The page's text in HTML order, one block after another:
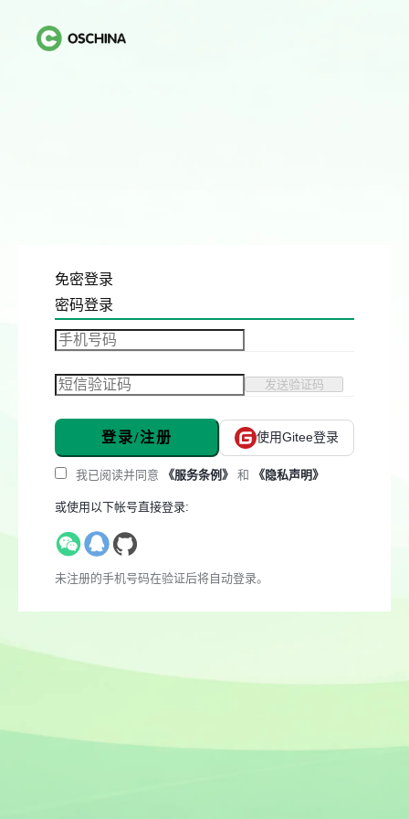
免密登录
密码登录
发送验证码
登录/注册 使用Gitee登录
我已阅读并同意 《服务条例》 和 《隐私声明》
或使用以下帐号直接登录:
未注册的手机号码在验证后将自动登录。